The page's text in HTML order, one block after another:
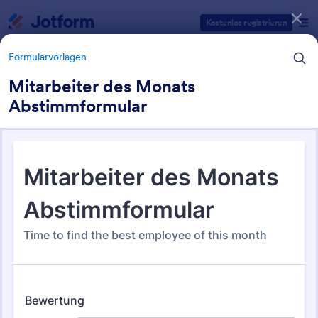
Kostenlos registrieren
Formularvorlagen
Mitarbeiter des Monats
Abstimmformular
Award-Formulare
16 Vorlagen
Formularvorlagen Kategorien